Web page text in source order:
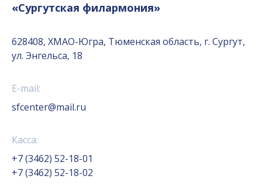
«Сургутская филармония»
628408, ХМАО-Югра, Тюменская область, г. Сургут,
ул. Энгельса, 18
E-mail:
sfcenter@mail.ru
Касса:
+7 (3462) 52-18-01
+7 (3462) 52-18-02